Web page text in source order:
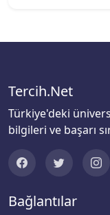
Bitlis Eren
Boğaziçi
Bolu Abant
Tercih.Net
Türkiye'deki
bilgileri ve başarı
Bağlantılar